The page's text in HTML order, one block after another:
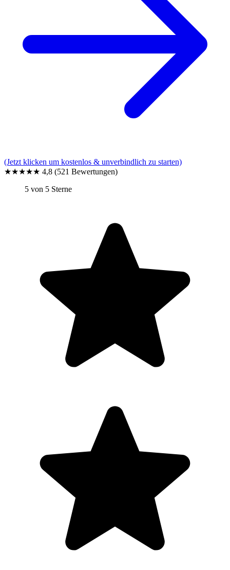
(Jetzt klicken um kostenlos & unverbindlich zu starten)
★★★★★ 4,8 (521 Bewertungen)
5 von 5 Sterne